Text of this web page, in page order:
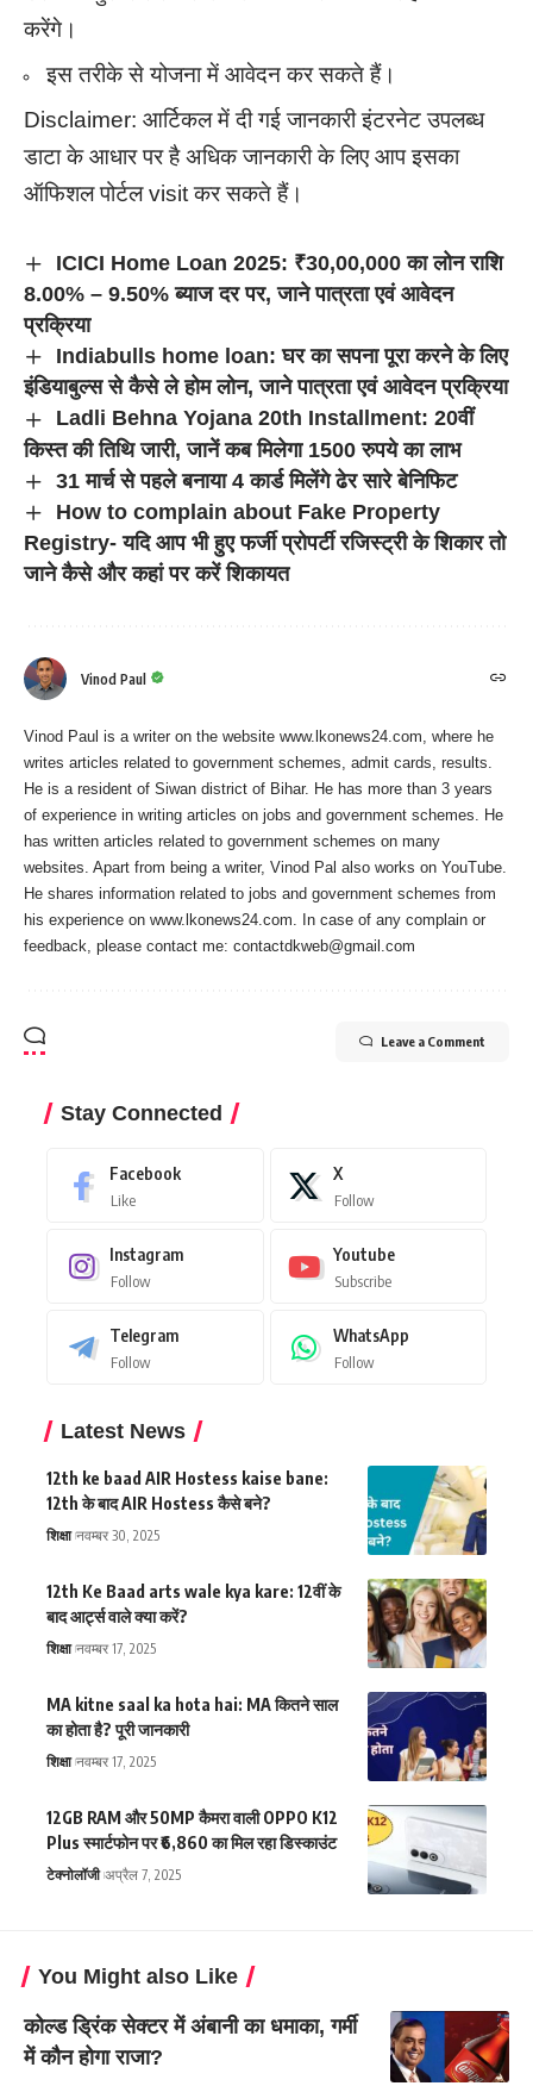
करेंगे।
इस तरीके से योजना में आवेदन कर सकते हैं।
Disclaimer: आर्टिकल में दी गई जानकारी इंटरनेट उपलब्ध
डाटा के आधार पर है अधिक जानकारी के लिए आप इसका
ऑफिशल पोर्टल visit कर सकते हैं।
ICICI Home Loan 2025: ₹30,00,000 का लोन राशि
8.00% – 9.50% ब्याज दर पर, जाने पात्रता एवं आवेदन
प्रक्रिया
Indiabulls home loan: घर का सपना पूरा करने के लिए
इंडियाबुल्स से कैसे ले होम लोन, जाने पात्रता एवं आवेदन प्रक्रिया
Ladli Behna Yojana 20th Installment: 20वीं
किस्त की तिथि जारी, जानें कब मिलेगा 1500 रुपये का लाभ
31 मार्च से पहले बनाया 4 कार्ड मिलेंगे ढेर सारे बेनिफिट
How to complain about Fake Property
Registry- यदि आप भी हुए फर्जी प्रोपर्टी रजिस्ट्री के शिकार तो
जाने कैसे और कहां पर करें शिकायत
Vinod Paul
Vinod Paul is a writer on the website www.lkonews24.com, where he
writes articles related to government schemes, admit cards, results.
He is a resident of Siwan district of Bihar. He has more than 3 years
of experience in writing articles on jobs and government schemes. He
has written articles related to government schemes on many
websites. Apart from being a writer, Vinod Pal also works on YouTube.
He shares information related to jobs and government schemes from
his experience on www.lkonews24.com. In case of any complain or
feedback, please contact me: contactdkweb@gmail.com
Leave a Comment
Stay Connected
Facebook
Like
X
Follow
Instagram
Follow
Youtube
Subscribe
Telegram
Follow
WhatsApp
Follow
Latest News
12th ke baad AIR Hostess kaise bane:
12th के बाद AIR Hostess कैसे बने?
शिक्षा नवम्बर 30, 2025
12th Ke Baad arts wale kya kare: 12वीं के
बाद आर्ट्स वाले क्या करें?
शिक्षा नवम्बर 17, 2025
MA kitne saal ka hota hai: MA कितने साल
का होता है? पूरी जानकारी
शिक्षा नवम्बर 17, 2025
12GB RAM और 50MP कैमरा वाली OPPO K12
Plus स्मार्टफोन पर ₹6,860 का मिल रहा डिस्काउंट
टेक्नोलॉजी अप्रैल 7, 2025
You Might also Like
कोल्ड ड्रिंक सेक्टर में अंबानी का धमाका, गर्मी
में कौन होगा राजा?